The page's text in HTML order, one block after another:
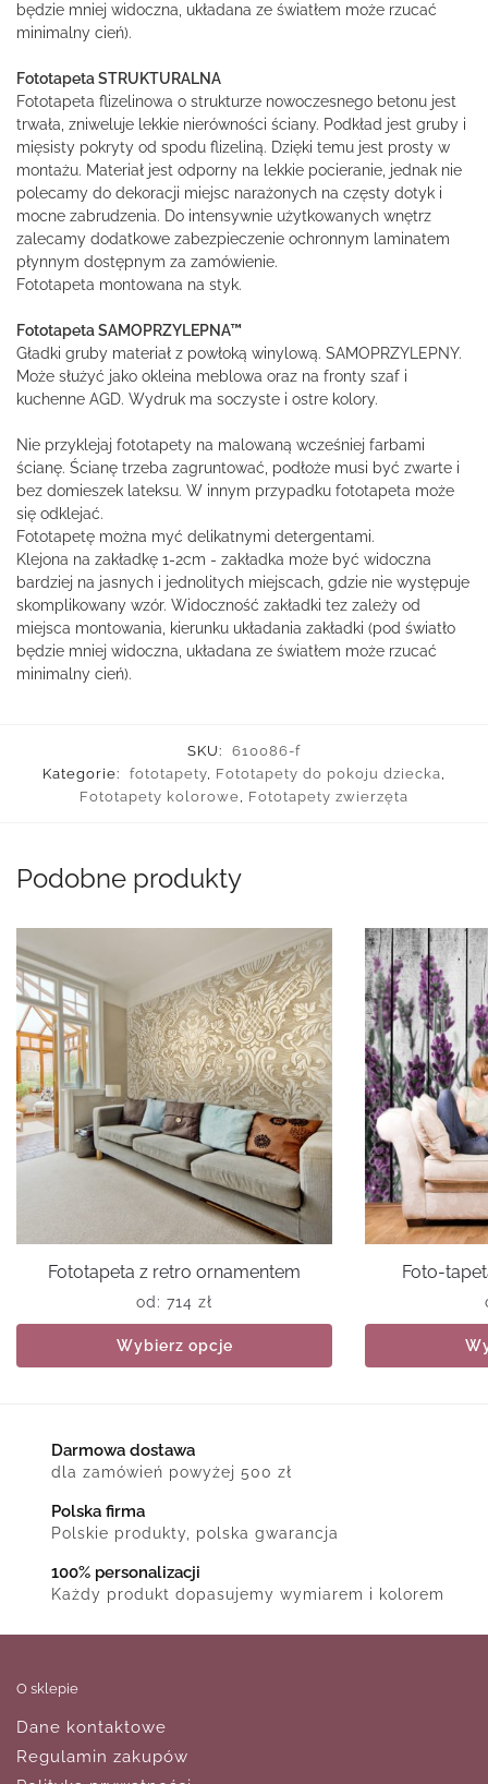
będzie mniej widoczna, układana ze światłem może rzucać
minimalny cień).
Fototapeta STRUKTURALNA
Fototapeta flizelinowa o strukturze nowoczesnego betonu jest
trwała, zniweluje lekkie nierówności ściany. Podkład jest gruby i
mięsisty pokryty od spodu flizeliną. Dzięki temu jest prosty w
montażu. Materiał jest odporny na lekkie pocieranie, jednak nie
polecamy do dekoracji miejsc narażonych na częsty dotyk i
mocne zabrudzenia. Do intensywnie użytkowanych wnętrz
zalecamy dodatkowe zabezpieczenie ochronnym laminatem
płynnym dostępnym za zamówienie.
Fototapeta montowana na styk.
Fototapeta SAMOPRZYLEPNA™
Gładki gruby materiał z powłoką winylową. SAMOPRZYLEPNY.
Może służyć jako okleina meblowa oraz na fronty szaf i
kuchenne AGD. Wydruk ma soczyste i ostre kolory.
Nie przyklejaj fototapety na malowaną wcześniej farbami
ścianę. Ścianę trzeba zagruntować, podłoże musi być zwarte i
bez domieszek lateksu. W innym przypadku fototapeta może
się odklejać.
Fototapetę można myć delikatnymi detergentami.
Klejona na zakładkę 1-2cm - zakładka może być widoczna
bardziej na jasnych i jednolitych miejscach, gdzie nie występuje
skomplikowany wzór. Widoczność zakładki tez zależy od
miejsca montowania, kierunku układania zakładki (pod światło
będzie mniej widoczna, układana ze światłem może rzucać
minimalny cień).
SKU:
610086-f
Kategorie:
fototapety, Fototapety do pokoju dziecka,
Fototapety kolorowe, Fototapety zwierzęta
Podobne produkty
Fototapeta z retro ornamentem
od: 714 zł
Wybierz opcje
Foto-
Darmowa dostawa
dla zamówień powyżej 500 zł
Polska firma
Polskie produkty, polska gwarancja
100% personalizacji
Każdy produkt dopasujemy wymiarem i kolorem
O sklepie
Dane kontaktowe
Regulamin zakupów